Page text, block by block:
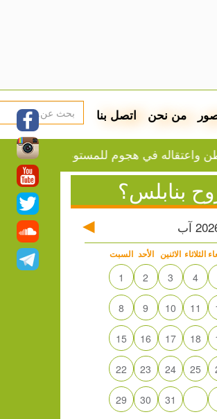
من نحن اتصل بنا
في هجوم للمستوطنين على بيت فوريك
بنابلس؟
آب
السبت الأحد الاثنين الثلاثاء
1 2 3 4
8 9 10 11
15 16 17 18
22 23 24 25
29 30 31